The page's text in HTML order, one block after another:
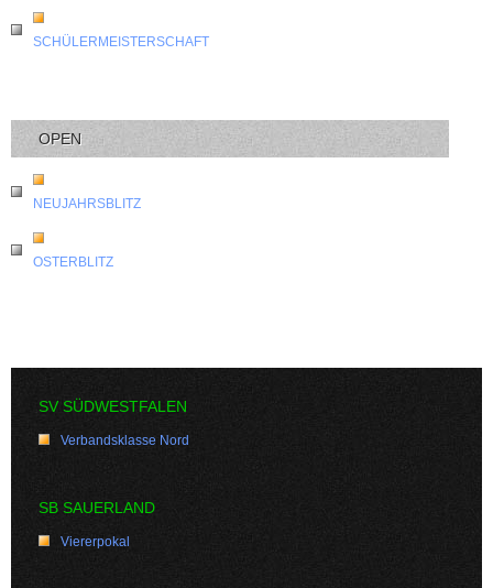
SCHÜLERMEISTERSCHAFT
OPEN
NEUJAHRSBLITZ
OSTERBLITZ
SV SÜDWESTFALEN
Verbandsklasse Nord
SB SAUERLAND
Viererpokal